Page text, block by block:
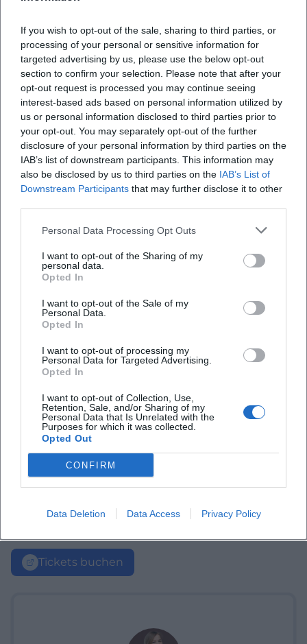
If you wish to opt-out of the sale, sharing to third parties, or
processing of your personal or sensitive information for
targeted advertising by us, please use the below opt-out
section to confirm your selection. Please note that after your
opt-out request is processed you may continue seeing
interest-based ads based on personal information utilized by
us or personal information disclosed to third parties prior to
your opt-out. You may separately opt-out of the further
disclosure of your personal information by third parties on the
IAB’s list of downstream participants. This information may
also be disclosed by us to third parties on the IAB’s List of
Downstream Participants that may further disclose it to other
Personal Data Processing Opt Outs
I want to opt-out of the Sharing of my
personal data.
Opted In
I want to opt-out of the Sale of my
Personal Data.
Opted In
I want to opt-out of processing my
Personal Data for Targeted Advertising.
Opted In
I want to opt-out of Collection, Use,
Retention, Sale, and/or Sharing of my
Personal Data that Is Unrelated with the
Purposes for which it was collected.
Opted Out
CONFIRM
Data Deletion Data Access Privacy Policy
Wo findet das Event statt?
Was erwartet mich bei diesem Event?
Wie viel kostet der Eintritt?
Ist das Event barrierefrei zugänglich?
Findet das Konzert bei jedem Wetter statt?
Tickets buchen